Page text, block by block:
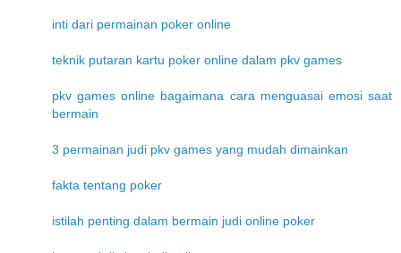
inti dari permainan poker online
teknik putaran kartu poker online dalam pkv games
pkv games online bagaimana cara menguasai emosi saat
bermain
3 permainan judi pkv games yang mudah dimainkan
fakta tentang poker
istilah penting dalam bermain judi online poker